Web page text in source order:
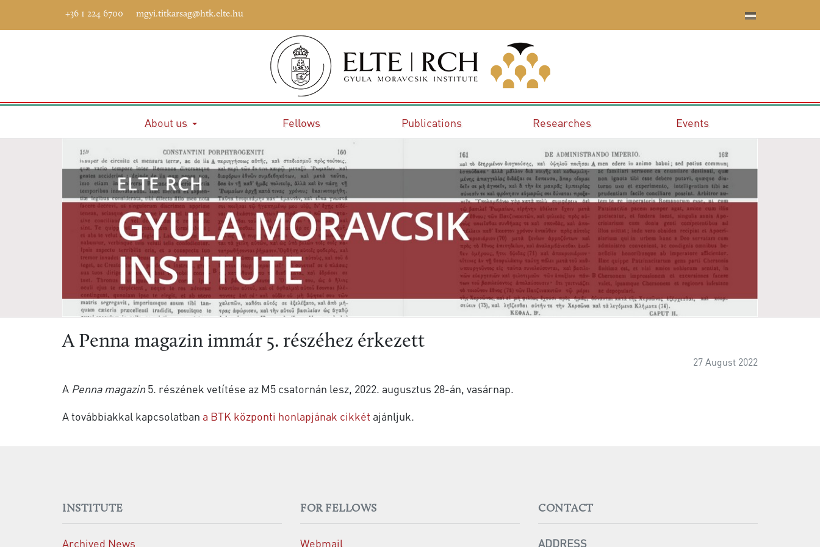
+36 1 224 6700 mgyi.titkarsag@htk.elte.hu
About us Fellows Publications Researches Events
A Penna magazin immár 5. részéhez érkezett
27 August 2022
A Penna magazin 5. részének vetítése az M5 csatornán lesz, 2022. augusztus 28-án, vasárnap.
A továbbiakkal kapcsolatban a BTK központi honlapjának cikkét ajánljuk.
INSTITUTE
Archived News
FOR FELLOWS
Webmail
CONTACT
ADDRESS